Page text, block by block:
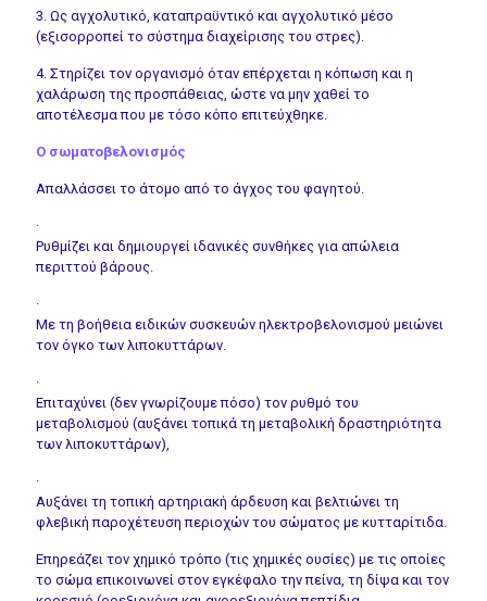
3. Ως αγχολυτικό, καταπραϋντικό και αγχολυτικό μέσο
(εξισορροπεί το σύστημα διαχείρισης του στρες).
4. Στηρίζει τον οργανισμό όταν επέρχεται η κόπωση και η
χαλάρωση της προσπάθειας, ώστε να μην χαθεί το
αποτέλεσμα που με τόσο κόπο επιτεύχθηκε.
Ο σωματοβελονισμός
Απαλλάσσει το άτομο από το άγχος του φαγητού.
·
Ρυθμίζει και δημιουργεί ιδανικές συνθήκες για απώλεια
περιττού βάρους.
·
Με τη βοήθεια ειδικών συσκευών ηλεκτροβελονισμού μειώνει
τον όγκο των λιποκυττάρων.
·
Επιταχύνει (δεν γνωρίζουμε πόσο) τον ρυθμό του
μεταβολισμού (αυξάνει τοπικά τη μεταβολική δραστηριότητα
των λιποκυττάρων),
·
Αυξάνει τη τοπική αρτηριακή άρδευση και βελτιώνει τη
φλεβική παροχέτευση περιοχών του σώματος με κυτταρίτιδα.
Επηρεάζει τον χημικό τρόπο (τις χημικές ουσίες) με τις οποίες
το σώμα επικοινωνεί στον εγκέφαλο την πείνα, τη δίψα και τον